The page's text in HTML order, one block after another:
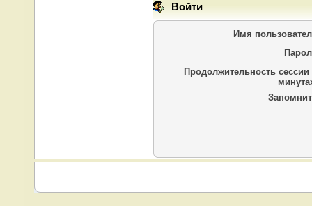
Войти
Имя
Продолжительность сессии